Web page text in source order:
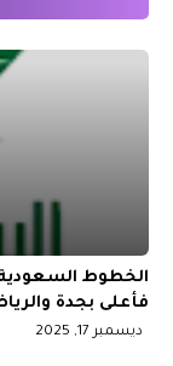
الخطوط
فأعلى بجدة
ديسمبر 17, 2025